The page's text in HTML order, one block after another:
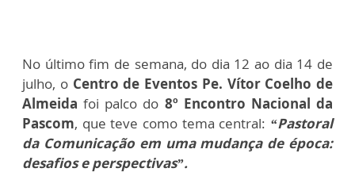
No último fim de semana, do dia 12 ao dia 14 de
julho, o Centro de Eventos Pe. Vítor Coelho de
Almeida foi palco do 8º Encontro Nacional da
Pascom, que teve como tema central: “Pastoral
da Comunicação em uma mudança de época:
desafios e perspectivas”.